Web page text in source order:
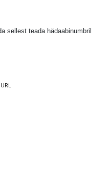
sellest teada hädaabinumbril